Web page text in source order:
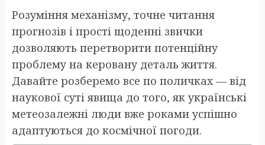
Розуміння механізму, точне читання
прогнозів і прості щоденні звички
дозволяють перетворити потенційну
проблему на керовану деталь життя.
Давайте розберемо все по поличках — від
наукової суті явища до того, як українські
метеозалежні люди вже роками успішно
адаптуються до космічної погоди.